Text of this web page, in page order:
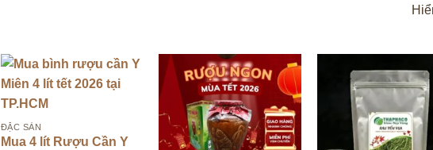
ĐẶC SẢN
Mua 4 lít Rượu Cần Y